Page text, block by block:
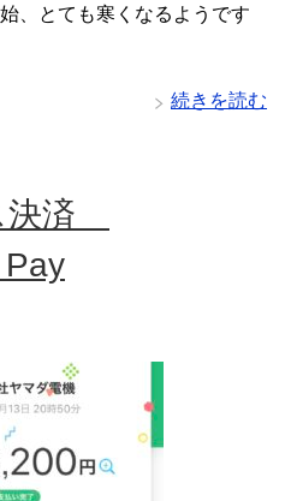
、とても寒くなるようです
続きを読む
決済